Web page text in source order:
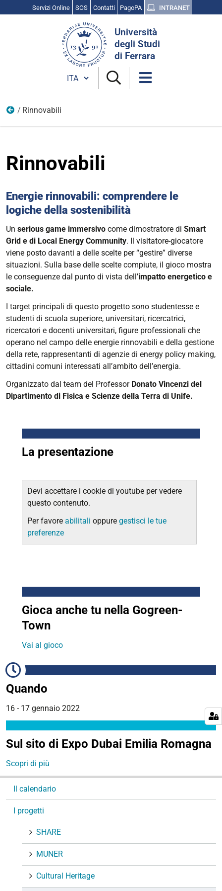
Servizi Online SOS Contatti PagoPA INTRANET
Università
degli Studi
di Ferrara
Cambia lingua
I progetti
Rinnovabili
Rinnovabili
Energie rinnovabili: comprendere le
logiche della sostenibilità
Un serious game immersivo come dimostratore di Smart
Grid e di Local Energy Community. Il visitatore-giocatore
viene posto davanti a delle scelte per “gestire” diverse
situazioni. Sulla base delle scelte compiute, il gioco mostra
le conseguenze dal punto di vista dell’impatto energetico e
sociale.
I target principali di questo progetto sono studentesse e
studenti di scuola superiore, universitari, ricercatrici,
ricercatori e docenti universitari, figure professionali che
operano nel campo delle energie rinnovabili e della gestione
della rete, rappresentanti di agenzie di energy policy making,
cittadini comuni interessati all’ambito dell’energia.
Organizzato dal team del Professor Donato Vincenzi del
Dipartimento di Fisica e Scienze della Terra di Unife.
La presentazione
Devi accettare i cookie di youtube per vedere
questo contenuto.
Per favore abilitali oppure gestisci le tue
preferenze
Gioca anche tu nella Gogreen-
Town
Vai al gioco
Quando
16 - 17 gennaio 2022
Sul sito di Expo Dubai Emilia Romagna
Scopri di più
Il calendario
I progetti
SHARE
MUNER
Cultural Heritage